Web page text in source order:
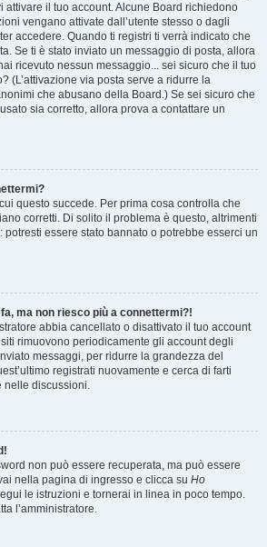
attivare il tuo account. Alcune Board richiedono
vengano attivate dall’utente stesso o dagli
accedere. Quando ti registri ti verrà indicato che
Se ti è stato inviato un messaggio di posta, allora
ricevuto nessun messaggio... sei sicuro che il tuo
(L’attivazione via posta serve a ridurre la
che abusano della Board.) Se sei sicuro che
sia corretto, allora prova a contattare un
questo succede. Per prima cosa controlla che
corretti. Di solito il problema è questo, altrimenti
potresti essere stato bannato o potrebbe esserci un
ma non riesco più a connettermi?!
abbia cancellato o disattivato il tuo account
rimuovono periodicamente gli account degli
messaggi, per ridurre la grandezza del
registrati nuovamente e cerca di farti
nelle discussioni.
non può essere recuperata, ma può essere
nella pagina di ingresso e clicca su Ho
le istruzioni e tornerai in linea in poco tempo.
l’amministratore.